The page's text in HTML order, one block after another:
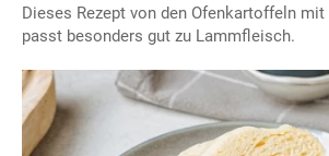
Dieses Rezept von den Ofenkartoffeln
passt besonders gut zu Lammfleisch.